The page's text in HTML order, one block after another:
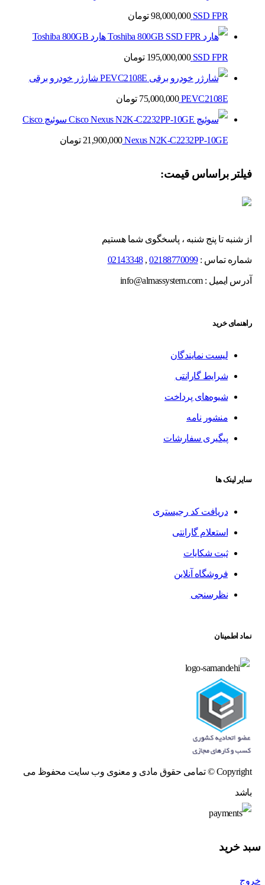
SSD FPR
98,000,000 تومان
هارد Toshiba 800GB
SSD FPR
195,000,000 تومان
شارژر خودرو برقی
PEVC2108E
75,000,000 تومان
سوئیچ Cisco
Nexus N2K-C2232PP-10GE
21,900,000 تومان
فیلتر براساس قیمت:
از شنبه تا پنج شنبه ، پاسخگوی شما هستیم
شماره تماس :02188770099
,
02143348
آدرس ایمیل : info@almassystem.com
راهنمای خرید
لیست نمایندگان
شرایط گارانتی
شیوه‌های پرداخت
منشور نامه
پیگیری سفارشات
سایر لینک ها
دریافت کد رجیستری
استعلام گارانتی
ثبت شکایات
فروشگاه آنلاین
نظرسنجی
نماد اطمینان
Copyright © تمامی حقوق مادی و معنوی وب سایت محفوظ می
باشد
سبد خرید
خروج